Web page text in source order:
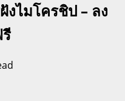
งไมโครชิป – ลง